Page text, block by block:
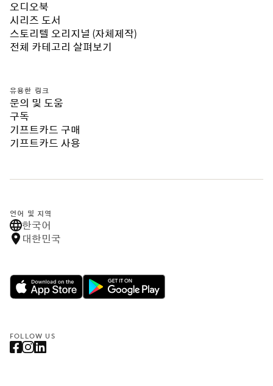
오디오북
시리즈 도서
스토리텔 오리지널 (자체제작)
전체 카테고리 살펴보기
유용한 링크
문의 및 도움
구독
기프트카드 구매
기프트카드 사용
언어 및 지역
한국어
대한민국
FOLLOW US